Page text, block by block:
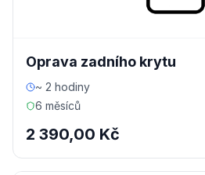
Oprava zadního krytu
~ 2 hodiny
6 měsíců
2 390,00 Kč